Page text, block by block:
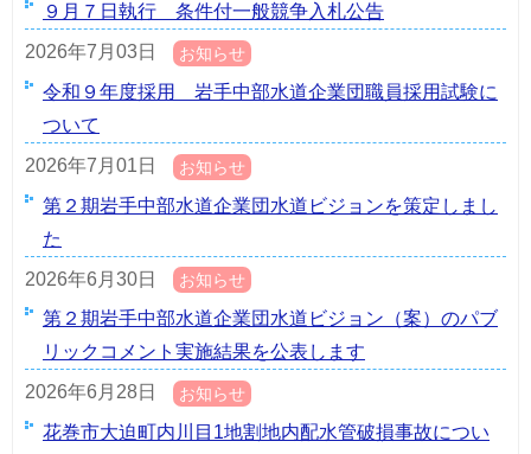
９月７日執行 条件付一般競争入札公告
2026年7月03日
お知らせ
令和９年度採用 岩手中部水道企業団職員採用試験に
ついて
2026年7月01日
お知らせ
第２期岩手中部水道企業団水道ビジョンを策定しまし
た
2026年6月30日
お知らせ
第２期岩手中部水道企業団水道ビジョン（案）のパブ
リックコメント実施結果を公表します
2026年6月28日
お知らせ
花巻市大迫町内川目1地割地内配水管破損事故につい